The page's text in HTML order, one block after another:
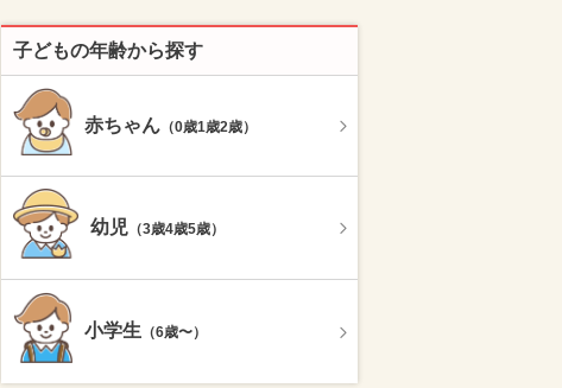
子どもの年齢から探す
赤ちゃん （0歳1歳2歳）
幼児 （3歳4歳5歳）
小学生 （6歳〜）